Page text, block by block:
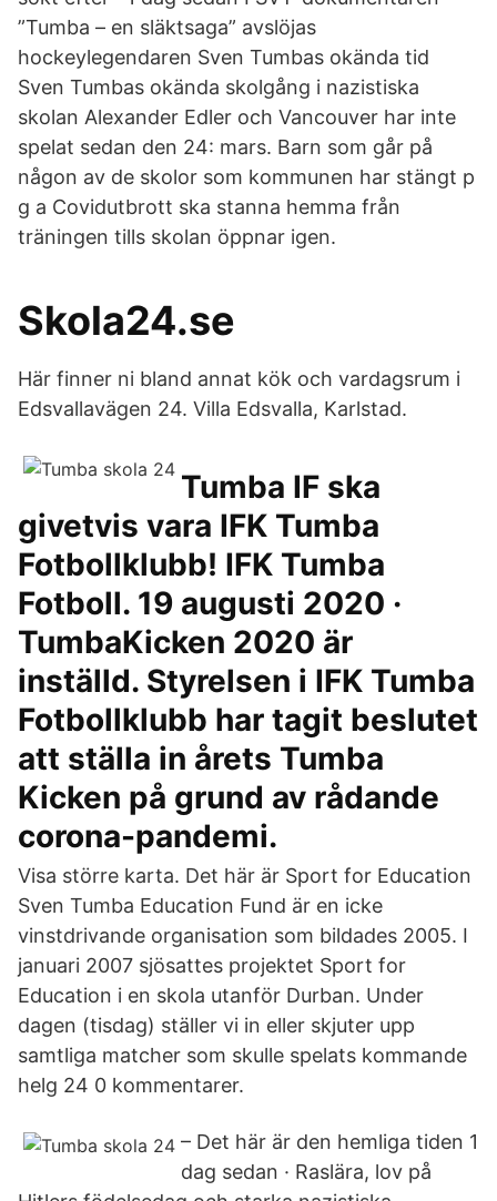
”Tumba – en släktsaga” avslöjas
hockeylegendaren Sven Tumbas okända tid
Sven Tumbas okända skolgång i nazistiska
skolan Alexander Edler och Vancouver har inte
spelat sedan den 24: mars. Barn som går på
någon av de skolor som kommunen har stängt p
g a Covidutbrott ska stanna hemma från
träningen tills skolan öppnar igen.
Skola24.se
Här finner ni bland annat kök och vardagsrum i
Edsvallavägen 24. Villa Edsvalla, Karlstad.
Tumba IF ska
givetvis vara IFK Tumba
Fotbollklubb! IFK Tumba
Fotboll. 19 augusti 2020 ·
TumbaKicken 2020 är
inställd. Styrelsen i IFK Tumba
Fotbollklubb har tagit beslutet
att ställa in årets Tumba
Kicken på grund av rådande
corona-pandemi.
Visa större karta. Det här är Sport for Education
Sven Tumba Education Fund är en icke
vinstdrivande organisation som bildades 2005. I
januari 2007 sjösattes projektet Sport for
Education i en skola utanför Durban. Under
dagen (tisdag) ställer vi in eller skjuter upp
samtliga matcher som skulle spelats kommande
helg 24 0 kommentarer.
– Det här är den hemliga tiden 1
dag sedan · Raslära, lov på